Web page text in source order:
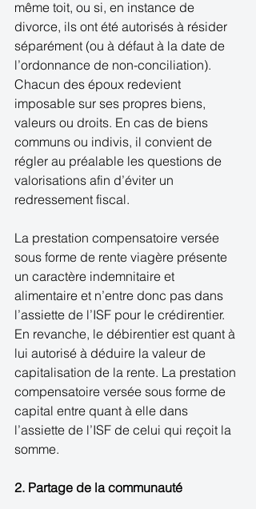
même toit, ou si, en instance de
divorce, ils ont été autorisés à résider
séparément (ou à défaut à la date de
l’ordonnance de non-conciliation).
Chacun des époux redevient
imposable sur ses propres biens,
valeurs ou droits. En cas de biens
communs ou indivis, il convient de
régler au préalable les questions de
valorisations afin d’éviter un
redressement fiscal.
La prestation compensatoire versée
sous forme de rente viagère présente
un caractère indemnitaire et
alimentaire et n’entre donc pas dans
l’assiette de l’ISF pour le crédirentier.
En revanche, le débirentier est quant à
lui autorisé à déduire la valeur de
capitalisation de la rente. La prestation
compensatoire versée sous forme de
capital entre quant à elle dans
l’assiette de l’ISF de celui qui reçoit la
somme.
2. Partage de la communauté